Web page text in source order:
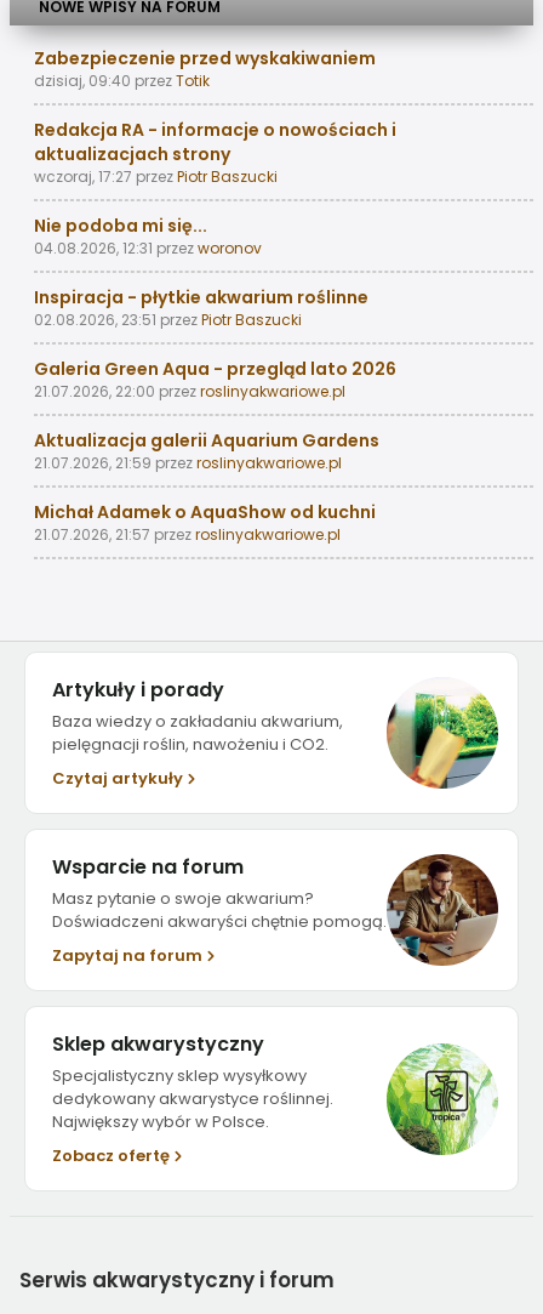
NOWE WPISY NA FORUM
Zabezpieczenie przed wyskakiwaniem
dzisiaj, 09:40 przezTotik
Redakcja RA - informacje o nowościach i
aktualizacjach strony
wczoraj, 17:27 przezPiotr Baszucki
Nie podoba mi się...
04.08.2026, 12:31 przezworonov
Inspiracja - płytkie akwarium roślinne
02.08.2026, 23:51 przezPiotr Baszucki
Galeria Green Aqua - przegląd lato 2026
21.07.2026, 22:00 przezroslinyakwariowe.pl
Aktualizacja galerii Aquarium Gardens
21.07.2026, 21:59 przezroslinyakwariowe.pl
Michał Adamek o AquaShow od kuchni
21.07.2026, 21:57 przezroslinyakwariowe.pl
Artykuły i porady
Baza wiedzy o zakładaniu akwarium,
pielęgnacji roślin, nawożeniu i CO2.
Czytaj artykuły
Wsparcie na forum
Masz pytanie o swoje akwarium?
Doświadczeni akwaryści chętnie pomogą.
Zapytaj na forum
Sklep akwarystyczny
Specjalistyczny sklep wysyłkowy
dedykowany akwarystyce roślinnej.
Największy wybór w Polsce.
Zobacz ofertę
Serwis akwarystyczny i forum